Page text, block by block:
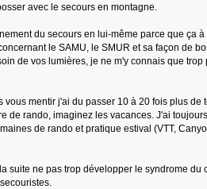
avec le secours en montagne.
du secours en lui-même parce que ça à
le SAMU, le SMUR et sa façon de
de vos lumières, je ne m'y connais que trop
mentir j'ai du passer 10 à 20 fois plus de
de rando, imaginez les vacances. J'ai
de rando et pratique estival (VTT,
suite ne pas trop développer le syndrome du